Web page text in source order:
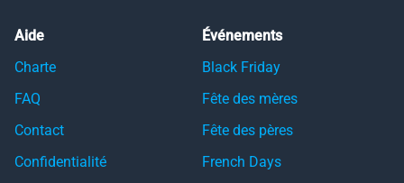
Aide
Charte
FAQ
Contact
Confidentialité
Événements
Black Friday
Fête des mères
Fête des pères
French Days